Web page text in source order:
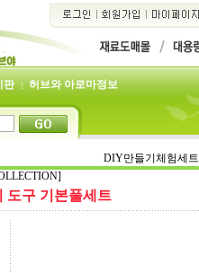
판 허브와 아로마정보
DIY만들기체험세트
도구 기본풀세트